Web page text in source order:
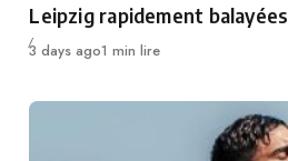
Leipzig rapidement balayées
Publié
3 days ago1 min lire